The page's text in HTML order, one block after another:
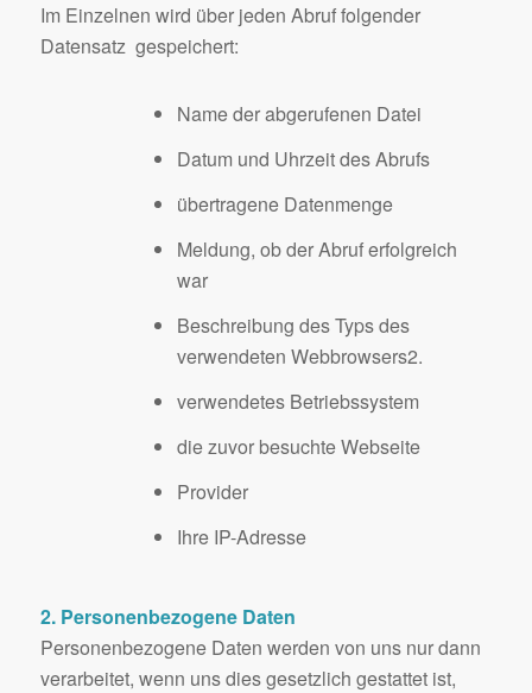
Im Einzelnen wird über jeden Abruf folgender
Datensatz gespeichert:
Name der abgerufenen Datei
Datum und Uhrzeit des Abrufs
übertragene Datenmenge
Meldung, ob der Abruf erfolgreich
war
Beschreibung des Typs des
verwendeten Webbrowsers2.
verwendetes Betriebssystem
die zuvor besuchte Webseite
Provider
Ihre IP-Adresse
2. Personenbezogene Daten
Personenbezogene Daten werden von uns nur dann
verarbeitet, wenn uns dies gesetzlich gestattet ist,